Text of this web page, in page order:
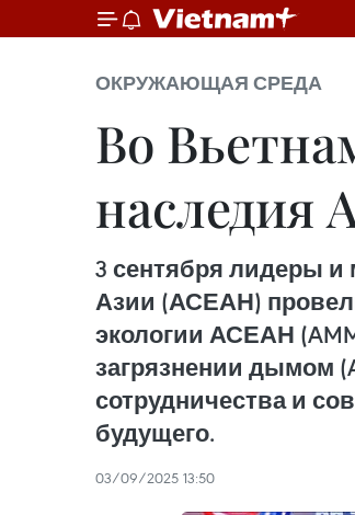
ОКРУЖАЮЩАЯ СРЕДА
Во
наследия
3 сентября лидеры
Азии (АСЕАН)
экологии АСЕАН
загрязнении дымом
сотрудничества и
будущего.
03/09/2025 13:50